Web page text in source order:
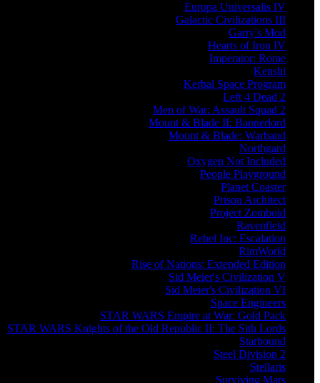
Europa Universalis IV
Galactic Civilizations III
Garry's Mod
Hearts of Iron IV
Imperator: Rome
Kenshi
Kerbal Space Program
Left 4 Dead 2
Men of War: Assault Squad 2
Mount & Blade II: Bannerlord
Mount & Blade: Warband
Northgard
Oxygen Not Included
People Playground
Planet Coaster
Prison Architect
Project Zomboid
Ravenfield
Rebel Inc: Escalation
RimWorld
Rise of Nations: Extended Edition
Sid Meier's Civilization V
Sid Meier's Civilization VI
Space Engineers
STAR WARS Empire at War: Gold Pack
STAR WARS Knights of the Old Republic II: The Sith Lords
Starbound
Steel Division 2
Stellaris
Surviving Mars